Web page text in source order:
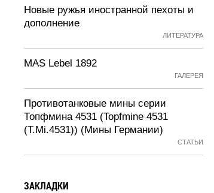
Новые ружья иностранной пехоты и
дополнение
ЛИТЕРАТУРА
MAS Lebel 1892
ГАЛЕРЕЯ
Противотанковые мины серии
Топфмина 4531 (Topfmine 4531
(T.Mi.4531)) (Мины Германии)
СТАТЬИ
ЗАКЛАДКИ